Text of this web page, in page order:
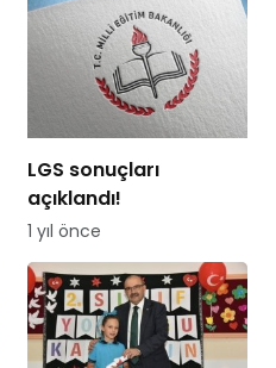
LGS sonuçları
açıklandı!
1 yıl önce